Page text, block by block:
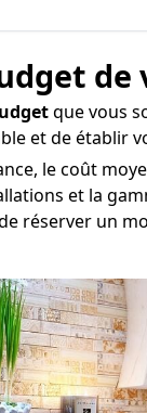
que vous
et de
le coût
et la
réserver un